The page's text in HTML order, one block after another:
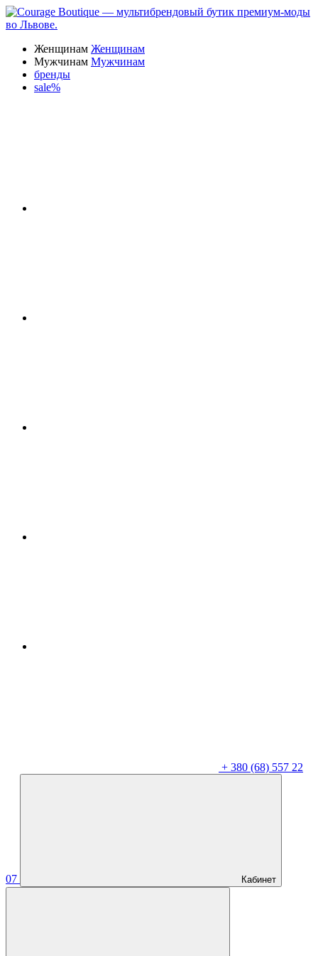
Женщинам Женщинам
Мужчинам Мужчинам
бренды
sale%
+ 380 (68) 557 22
07 Кабинет